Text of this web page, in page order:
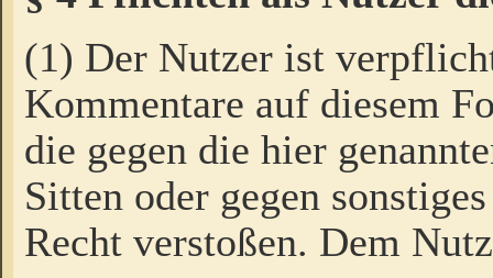
(1) Der Nutzer ist
Kommentare auf diesem
die gegen die hier
Sitten oder gegen
Recht verstoßen. Dem